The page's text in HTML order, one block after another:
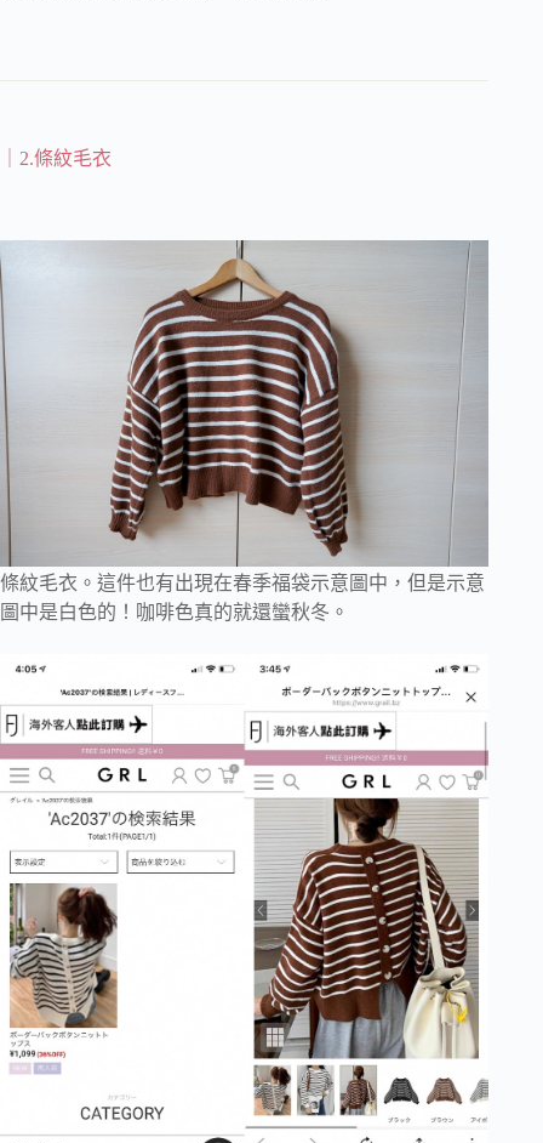
｜2.條紋毛衣
條紋毛衣。這件也有出現在春季福袋示意圖中，但是示意
圖中是白色的！咖啡色真的就還蠻秋冬。